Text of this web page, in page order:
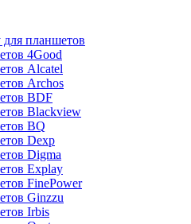
планшетов
4Good
Alcatel
Archos
BDF
Blackview
BQ
Dexp
Digma
Explay
FinePower
Ginzzu
Irbis